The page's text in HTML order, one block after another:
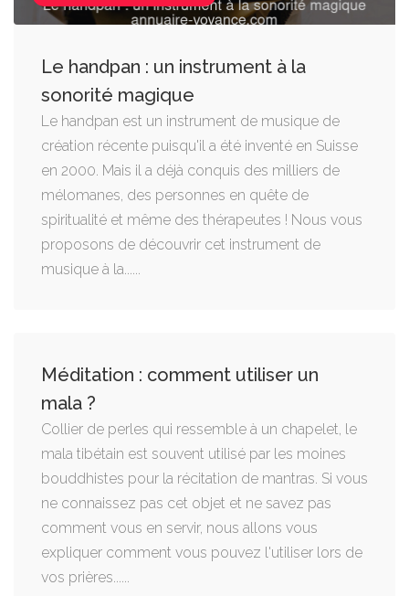
Le handpan : un instrument à la
sonorité magique
Le handpan est un instrument de musique de
création récente puisqu'il a été inventé en Suisse
en 2000. Mais il a déjà conquis des milliers de
mélomanes, des personnes en quête de
spiritualité et même des thérapeutes ! Nous vous
proposons de découvrir cet instrument de
musique à la......
Méditation : comment utiliser un
mala ?
Collier de perles qui ressemble à un chapelet, le
mala tibétain est souvent utilisé par les moines
bouddhistes pour la récitation de mantras. Si vous
ne connaissez pas cet objet et ne savez pas
comment vous en servir, nous allons vous
expliquer comment vous pouvez l'utiliser lors de
vos prières......